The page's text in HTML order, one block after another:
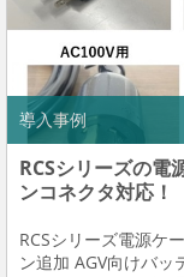
導入事例
RCSシリーズの電
ンコネクタ対応！
RCSシリーズ電源ケ
ン追加 AGV向けバ